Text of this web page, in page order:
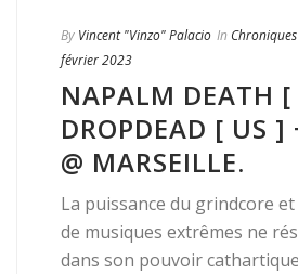
By Vincent "Vinzo" Palacio In
février 2023
NAPALM DEATH
DROPDEAD [ US ]
@ MARSEILLE.
La puissance du grindcore
de musiques extrêmes ne
dans son pouvoir